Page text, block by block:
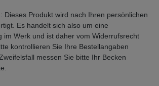
Dieses Produkt wird nach Ihren persönlichen
Es handelt sich also um eine
im Werk und ist daher vom Widerrufsrecht
kontrollieren Sie Ihre Bestellangaben
messen Sie bitte Ihr Becken